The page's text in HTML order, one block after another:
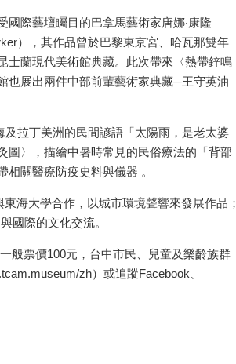
際藝壇矚目的巴拿馬藝術家唐娜‧康隆
），其作品曾於巴黎東京宮、哈瓦那雙年
士蘭現代美術館典藏。此次帶來〈熱帶鋅鳴
也展出兩件中部前輩藝術家典藏─王守英油
拉丁美洲的民間諺語「太陽雨，是老太婆
圖〉，描繪中暑時常見的民俗療法的「背部
關醫療防疫史料與儀器 。
東海大學合作，以城市環境聲響來發展作品；
國際的文化交流。
般票價100元，台中市民、兒童及樂齡族群
zh）或追蹤Facebook、